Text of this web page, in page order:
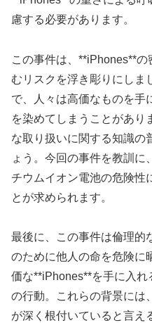
慮する必要があります。
この事件は、**iPhones**
むリスクを浮き彫りにしま
で、人々は高価なものを手
を染めてしまうことがあり
な取り扱いに関する知識の
ょう。今回の事件を教訓に
チウムイオン電池の危険性
とが求められます。
最後に、この事件は倫理的
のために他人の命を危険に
価な**iPhones**を手に入れ
の行動。これらの背景には
が深く根付いていると言え